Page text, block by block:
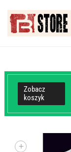
Zobacz
koszyk
+